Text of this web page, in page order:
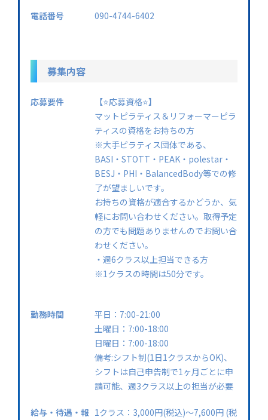
電話番号 090-4744-6402
募集内容
応募要件
【⭐️応募資格⭐️】
マットピラティス＆リフォーマーピラ
ティスの資格をお持ちの方
※大手ピラティス団体である、
BASI・STOTT・PEAK・polestar・
BESJ・PHI・BalancedBody等での修
了が望ましいです。
お持ちの資格が適合するかどうか、気
軽にお問い合わせください。取得予定
の方でも問題ありませんのでお問い合
わせください。
・週6クラス以上担当できる方
※1クラスの時間は50分です。
勤務時間
平日：7:00-21:00
土曜日：7:00-18:00
日曜日：7:00-18:00
備考:シフト制(1⽇1クラスからOK)、
シフトは⾃⼰申告制で1ヶ⽉ごとに申
請可能、週3クラス以上の担当が必要
給与・待遇・報 1クラス：3,000円(税込)〜7,600円 (税